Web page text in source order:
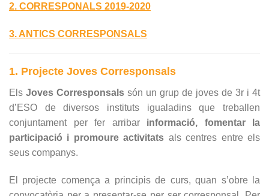
2. CORRESPONALS 2019-2020
3. ANTICS CORRESPONSALS
1. Projecte Joves Corresponsals
Els Joves Corresponsals són un grup de joves de 3r i 4t
d’ESO de diversos instituts igualadins que treballen
conjuntament per fer arribar informació, fomentar la
participació i promoure activitats als centres entre els
seus companys.
El projecte comença a principis de curs, quan s’obre la